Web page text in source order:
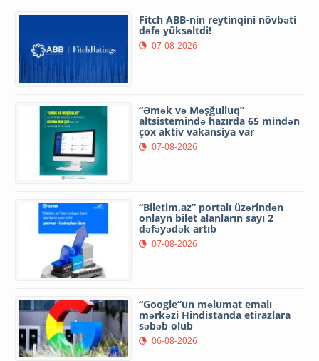
Fitch ABB-nin reytinqini növbəti
dəfə yüksəltdi!
07-08-2026
“Əmək və Məşğulluq”
altsistemində hazırda 65 mindən
çox aktiv vakansiya var
07-08-2026
“Biletim.az” portalı üzərindən
onlayn bilet alanların sayı 2
dəfəyədək artıb
07-08-2026
“Google”un məlumat emalı
mərkəzi Hindistanda etirazlara
səbəb olub
06-08-2026